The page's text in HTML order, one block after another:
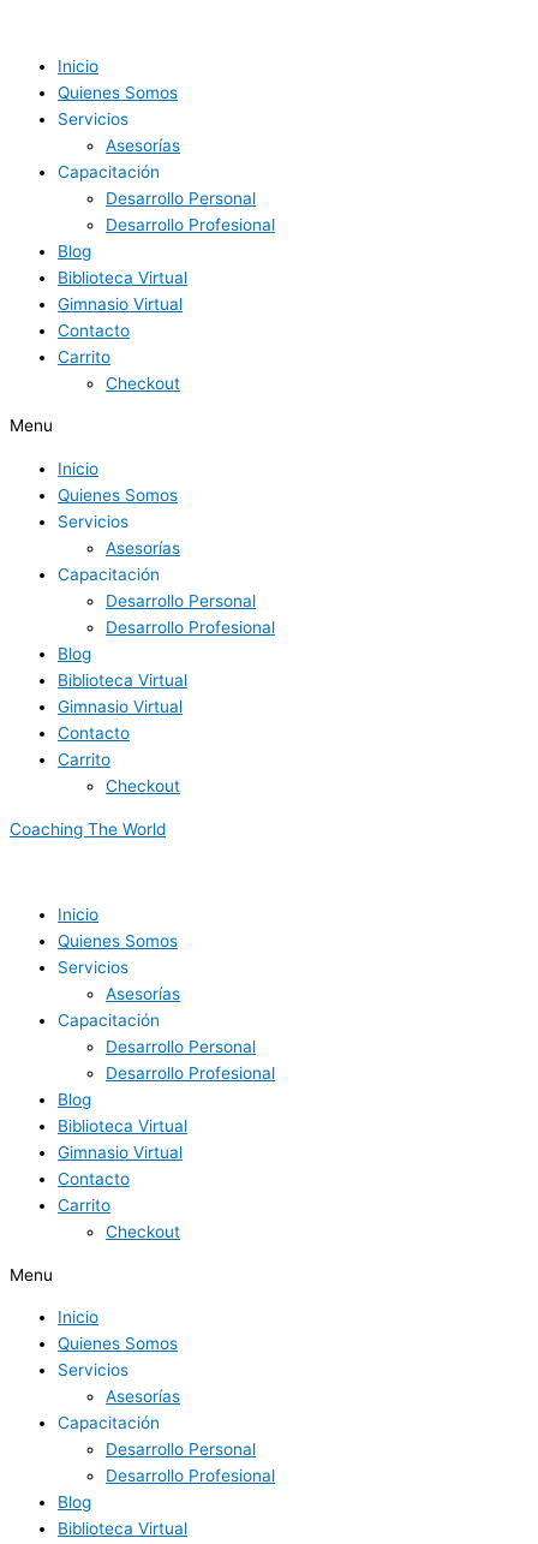
contenido
Inicio
Quienes Somos
Servicios
Asesorías
Capacitación
Desarrollo Personal
Desarrollo Profesional
Blog
Biblioteca Virtual
Gimnasio Virtual
Contacto
Carrito
Checkout
Menu
Inicio
Quienes Somos
Servicios
Asesorías
Capacitación
Desarrollo Personal
Desarrollo Profesional
Blog
Biblioteca Virtual
Gimnasio Virtual
Contacto
Carrito
Checkout
Coaching The World
Inicio
Quienes Somos
Servicios
Asesorías
Capacitación
Desarrollo Personal
Desarrollo Profesional
Blog
Biblioteca Virtual
Gimnasio Virtual
Contacto
Carrito
Checkout
Menu
Inicio
Quienes Somos
Servicios
Asesorías
Capacitación
Desarrollo Personal
Desarrollo Profesional
Blog
Biblioteca Virtual